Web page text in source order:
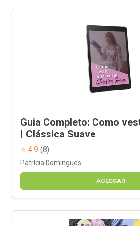
Guia Completo: Como
| Clássica Suave
⭐ 4.9 (8)
Patrícia Domingues
ACESSAR